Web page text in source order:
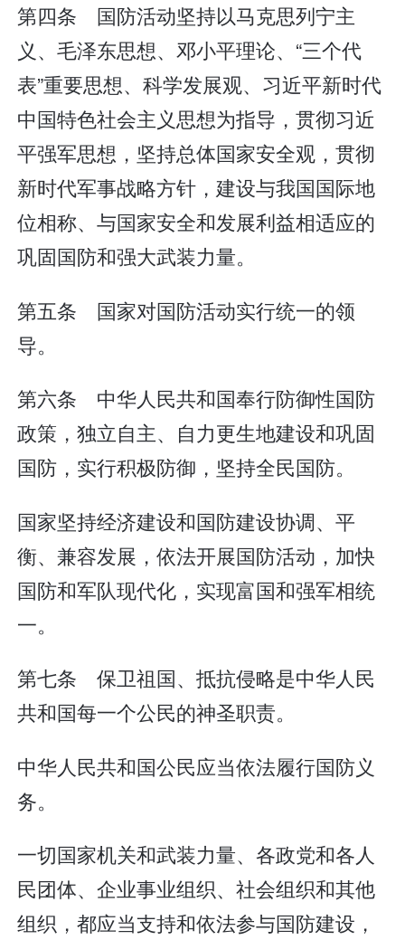
第四条 国防活动坚持以马克思列宁主
义、毛泽东思想、邓小平理论、“三个代
表”重要思想、科学发展观、习近平新时代
中国特色社会主义思想为指导，贯彻习近
平强军思想，坚持总体国家安全观，贯彻
新时代军事战略方针，建设与我国国际地
位相称、与国家安全和发展利益相适应的
巩固国防和强大武装力量。
第五条 国家对国防活动实行统一的领
导。
第六条 中华人民共和国奉行防御性国防
政策，独立自主、自力更生地建设和巩固
国防，实行积极防御，坚持全民国防。
国家坚持经济建设和国防建设协调、平
衡、兼容发展，依法开展国防活动，加快
国防和军队现代化，实现富国和强军相统
一。
第七条 保卫祖国、抵抗侵略是中华人民
共和国每一个公民的神圣职责。
中华人民共和国公民应当依法履行国防义
务。
一切国家机关和武装力量、各政党和各人
民团体、企业事业组织、社会组织和其他
组织，都应当支持和依法参与国防建设，